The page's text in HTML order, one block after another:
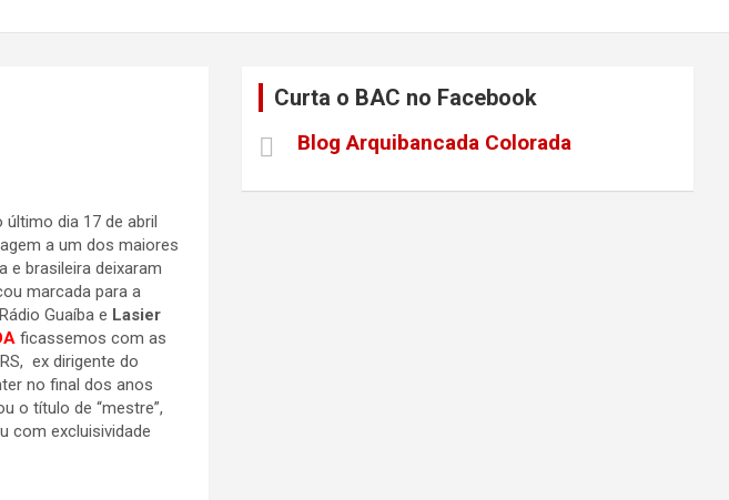
dia 17 de abril
a um dos maiores
e brasileira deixaram
marcada para a
Guaíba e Lasier
ficassemos com as
ex dirigente do
no final dos anos
o título de “mestre”,
com excluisividade
Curta o BAC no Facebook
Blog Arquibancada Colorada